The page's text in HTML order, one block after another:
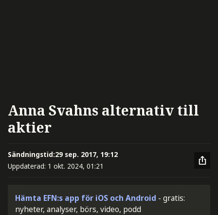
Anna Svahns alternativ till
aktier
Sändningstid:29 sep. 2017, 19:12
Uppdaterad: 1 okt. 2024, 01:21
Hämta EFN:s app för iOS och Android - gratis:
nyheter, analyser, börs, video, podd